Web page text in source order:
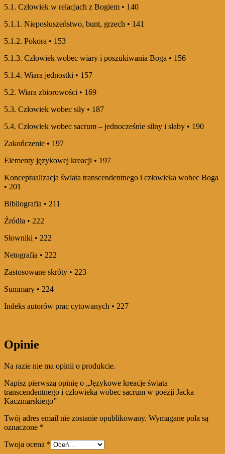
5.1. Człowiek w relacjach z Bogiem • 140
5.1.1. Nieposłuszeństwo, bunt, grzech • 141
5.1.2. Pokora • 153
5.1.3. Człowiek wobec wiary i poszukiwania Boga • 156
5.1.4. Wiara jednostki • 157
5.2. Wiara zbiorowości • 169
5.3. Człowiek wobec siły • 187
5.4. Człowiek wobec sacrum – jednocześnie silny i słaby • 190
Zakończenie • 197
Elementy językowej kreacji • 197
Konceptualizacja świata transcendentnego i człowieka wobec Boga
• 201
Bibliografia • 211
Źródła • 222
Słowniki • 222
Netografia • 222
Zastosowane skróty • 223
Summary • 224
Indeks autorów prac cytowanych • 227
Opinie
Na razie nie ma opinii o produkcie.
Napisz pierwszą opinię o „Językowe kreacje świata
transcendentnego i człowieka wobec sacrum w poezji Jacka
Kaczmarskiego”
Twój adres email nie zostanie opublikowany. Wymagane pola są
oznaczone *
Twoja ocena *